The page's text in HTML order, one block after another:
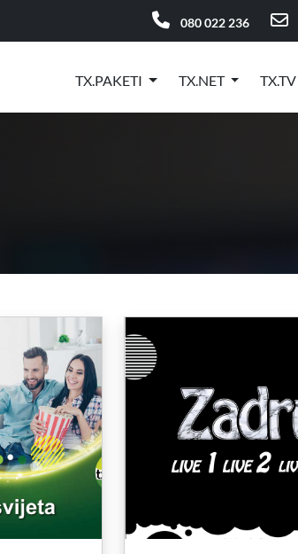
080 022 236
TX.PAKETI TX.NET TX.TV